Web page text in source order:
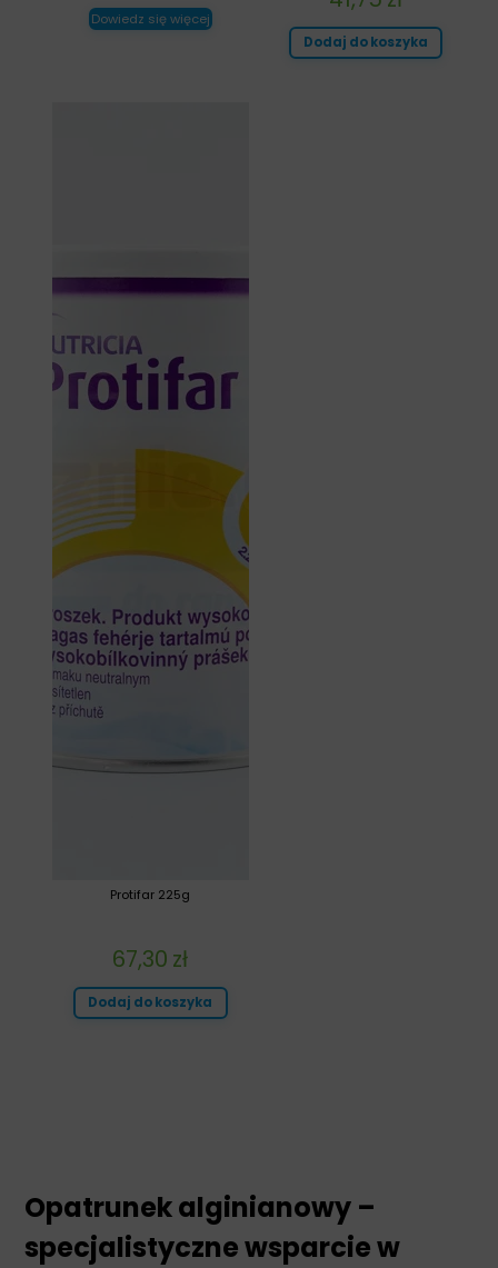
Dodaj do koszyka
Dowiedz się więcej
Protifar 225g
67,30 zł
Dodaj do koszyka
Opatrunek alginianowy –
specjalistyczne wsparcie w